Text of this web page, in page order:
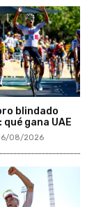
blindado
gana UAE
08/2026